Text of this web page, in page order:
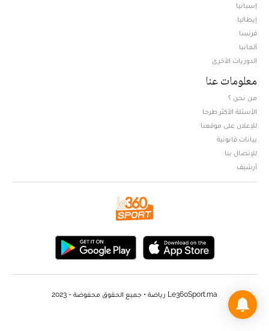
إسبانيا
إيطاليا
فرنسا
ألمانيا
الدوريات الأخرى
معلومات عنا
من نحن ؟
الأسئلة الأكثر طرحا
للإعلان على موقعنا
بيانات قانونية
للإتصال بنا
أرشيف
Le360Sport.ma رياضة • جميع الحقوق محفوضة - 2023